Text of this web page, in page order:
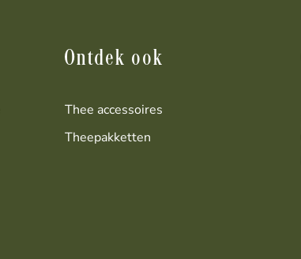
Ontdek ook
Thee accessoires
Theepakketten